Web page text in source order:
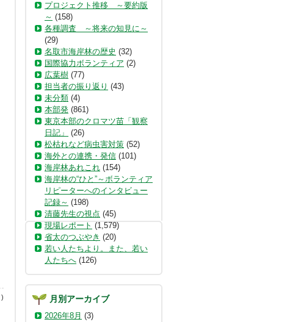
)
プロジェクト推移 ～要約版
～ (158)
各種調査 ～将来の知見に～
(29)
名取市海岸林の歴史 (32)
国際協力ボランティア (2)
広葉樹 (77)
担当者の振り返り (43)
未分類 (4)
本部発 (861)
東京本部のクロマツ苗「観察
日記」
(26)
松枯れなど病虫害対策 (52)
海外との連携・発信 (101)
海岸林あれこれ (154)
海岸林の“ひと”～ボランティア
リピーターへのインタビュー
記録～ (198)
清藤先生の視点 (45)
現場レポート (1,579)
省太のつぶやき (20)
若い人たちより。また、若い
人たちへ (126)
月別アーカイブ
2026年8月 (3)